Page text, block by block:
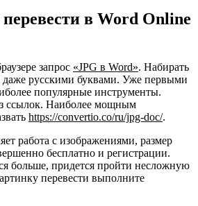
в Word Online
запрос «JPG в Word». Набирать
русскими буквами. Уже первыми
популярные инструменты.
ссылок. Наиболее мощным
https://convertio.co/ru/jpg-doc/.
работа с изображениями, размер
бесплатно и регистрации.
больше, придется пройти несложную
перевести выполните